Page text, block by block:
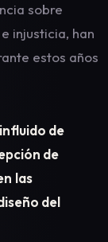
sobre
injusticia, han
estos años
de
de
las
del